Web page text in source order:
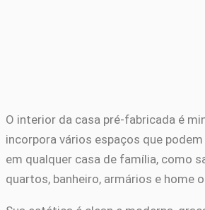
O interior da casa pré-fabricada é
incorpora vários espaços que
em qualquer casa de família, como
quartos, banheiro, armários e home